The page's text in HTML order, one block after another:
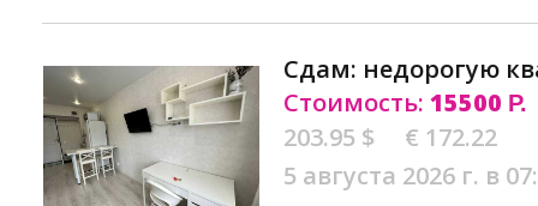
Сдам: недорогую
Стоимость: 15500 Р.
203.95 $
€ 172.22
5 августа 2026 г. в